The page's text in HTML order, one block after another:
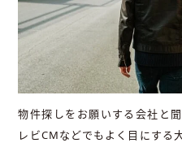
物件探しをお願いする会社と
レビCMなどでもよく目にする